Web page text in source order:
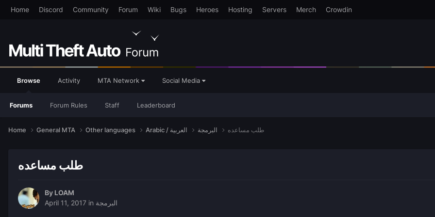
Home Discord Community Forum Wiki Bugs Heroes Hosting Servers Merch Crowdin
Browse
Forums Forum Rules Staff Leaderboard
Activity MTA Network Social Media
Home General MTA Other languages طلب مساعده
طلب مساعده
By LOAM
April 11, 2017 in البرمجة